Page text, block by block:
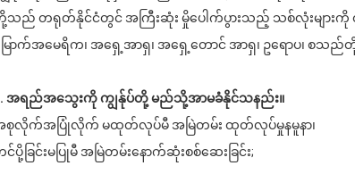
သည် တရုတ်နိုင်ငံတွင် အကြီးဆုံး မှိုပေါက်ပွားသည့် သစ်လုံးမျာ
ောက်အမေရိက၊ အရှေ့အာရှ၊ အရှေ့တောင် အာရှ၊ ဥရောပ၊ စသည်တို့
အရည်အသွေးကို ကျွန်ုပ်တို့ မည်သို့အာမခံနိုင်သနည်း။
စုလိုက်အပြုံလိုက် မထုတ်လုပ်မီ အမြဲတမ်း ထုတ်လုပ်မှုနမူနာ၊
ပို့ခြင်းမပြုမီ အမြဲတမ်းနောက်ဆုံးစစ်ဆေးခြင်း;